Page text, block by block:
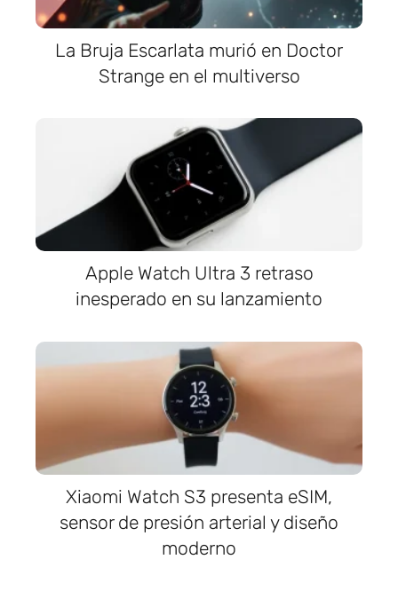
La Bruja Escarlata murió en Doctor
Strange en el multiverso
Apple Watch Ultra 3 retraso
inesperado en su lanzamiento
Xiaomi Watch S3 presenta eSIM,
sensor de presión arterial y diseño
moderno